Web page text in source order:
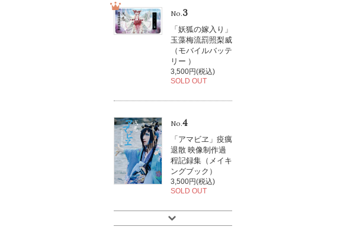
No.3
「妖狐の嫁入り」
玉藻梅流罰照梨威
（モバイルバッテ
リー ）
3,500円(税込)
SOLD OUT
No.4
「アマビヱ」疫癘
退散 映像制作過
程記録集（メイキ
ングブック）
3,500円(税込)
SOLD OUT